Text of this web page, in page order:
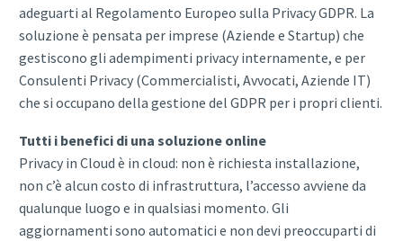
adeguarti al Regolamento Europeo sulla Privacy GDPR. La
soluzione è pensata per imprese (Aziende e Startup) che
gestiscono gli adempimenti privacy internamente, e per
Consulenti Privacy (Commercialisti, Avvocati, Aziende IT)
che si occupano della gestione del GDPR per i propri clienti.
Tutti i benefici di una soluzione online
Privacy in Cloud è in cloud: non è richiesta installazione,
non c’è alcun costo di infrastruttura, l’accesso avviene da
qualunque luogo e in qualsiasi momento. Gli
aggiornamenti sono automatici e non devi preoccuparti di